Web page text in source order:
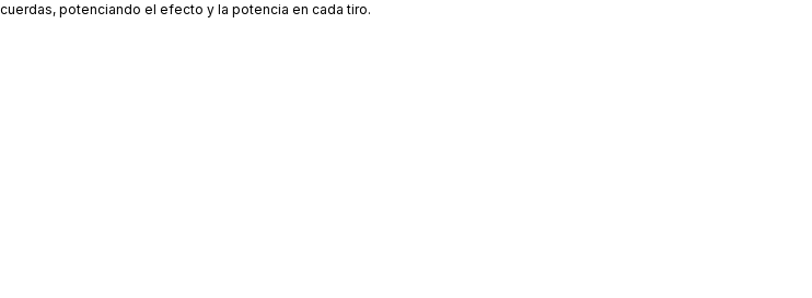
potenciando el efecto y la potencia en cada tiro.